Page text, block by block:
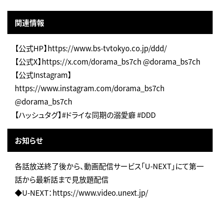
関連情報
【公式HP】https://www.bs-tvtokyo.co.jp/ddd/
【公式X】https://x.com/dorama_bs7ch @dorama_bs7ch
【公式Instagram】
https://www.instagram.com/dorama_bs7ch
@dorama_bs7ch
【ハッシュタグ】#ドライな同期の溺愛癖 #DDD
お知らせ
各話放送終了後から、動画配信サービス「U-NEXT」にて第一
話から最新話まで見放題配信
◆U-NEXT：https://www.video.unext.jp/